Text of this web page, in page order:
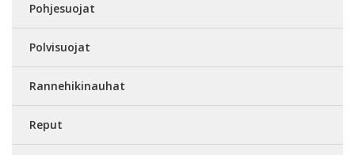
Pohjesuojat
Polvisuojat
Rannehikinauhat
Reput